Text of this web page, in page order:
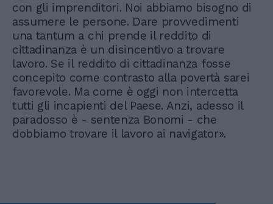
con gli imprenditori. Noi abbiamo bisogno di
assumere le persone. Dare provvedimenti
una tantum a chi prende il reddito di
cittadinanza è un disincentivo a trovare
lavoro. Se il reddito di cittadinanza fosse
concepito come contrasto alla povertà sarei
favorevole. Ma come è oggi non intercetta
tutti gli incapienti del Paese. Anzi, adesso il
paradosso è - sentenza Bonomi - che
dobbiamo trovare il lavoro ai navigator».